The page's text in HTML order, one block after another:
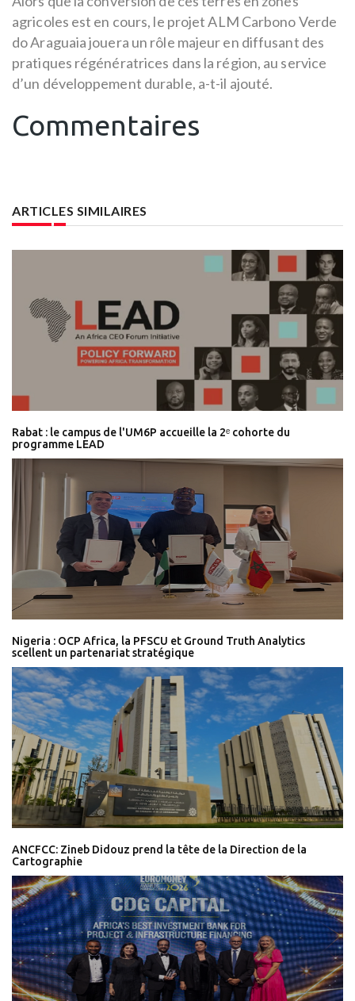
agricoles est en cours, le projet ALM Carbono Verde
do Araguaia jouera un rôle majeur en diffusant des
pratiques régénératrices dans la région, au service
d’un développement durable, a-t-il ajouté.
Commentaires
ARTICLES SIMILAIRES
Rabat : le campus de l'UM6P accueille la 2ᵉ cohorte du
programme LEAD
Nigeria : OCP Africa, la PFSCU et Ground Truth Analytics
scellent un partenariat stratégique
ANCFCC: Zineb Didouz prend la tête de la Direction de la
Cartographie